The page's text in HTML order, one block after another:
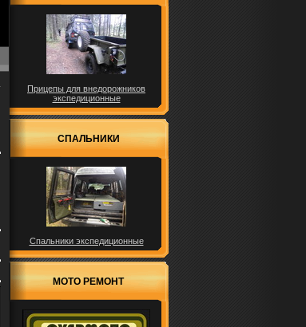
Прицепы для внедорожников
экспедиционные
СПАЛЬНИКИ
Спальники экспедиционные
МОТО РЕМОНТ